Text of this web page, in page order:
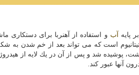
پایه آب و استفاده از آهنربا برای دستكاری
است كه می تواند بعد از خم شدن به
پوشیده شد و پس از آن در یك لایه از
آنها عبور كند.